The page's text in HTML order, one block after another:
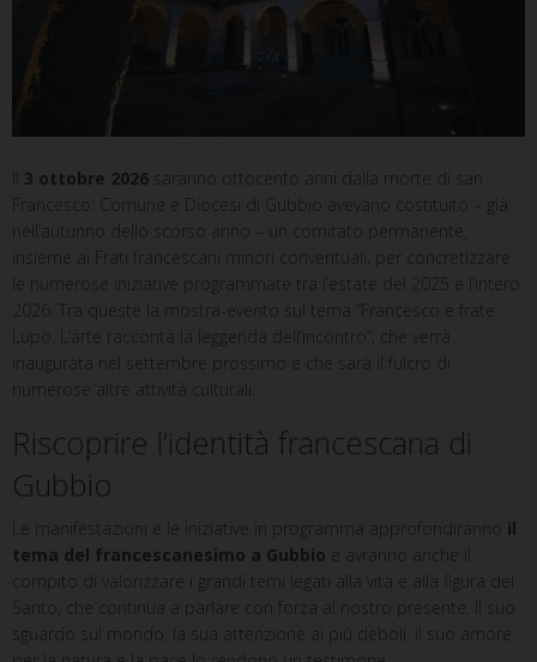
3 ottobre 2026 saranno ottocento anni dalla morte di san
Francesco: Comune e Diocesi di Gubbio avevano costituito – già
nell’autunno dello scorso anno – un comitato permanente,
insieme ai Frati francescani minori conventuali, per concretizzare
le numerose iniziative programmate tra l’estate del 2025 e l’intero
2026. Tra queste la mostra-evento sul tema “Francesco e frate
Lupo. L’arte racconta la leggenda dell’incontro”, che verrà
inaugurata nel settembre prossimo e che sarà il fulcro di
numerose altre attività culturali.
Riscoprire l’identità francescana di
Gubbio
Le manifestazioni e le iniziative in programma approfondiranno il
tema del francescanesimo a Gubbio e avranno anche il
compito di valorizzare i grandi temi legati alla vita e alla figura del
Santo, che continua a parlare con forza al nostro presente. Il suo
sguardo sul mondo, la sua attenzione ai più deboli, il suo amore